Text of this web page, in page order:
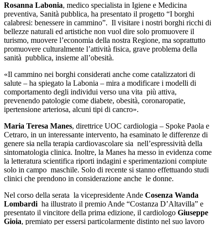
Rosanna Labonia, medico specialista in Igiene e Medicina
preventiva, Sanità pubblica, ha presentato il progetto “I borghi
calabresi: benessere in cammino”. Il visitare i nostri borghi ricchi di
bellezze naturali ed artistiche non vuol dire solo promuovere il
turismo, muovere l’economia della nostra Regione, ma soprattutto
promuovere culturalmente l’attività fisica, grave problema della
sanità pubblica, insieme all’obesità.
«Il cammino nei borghi considerati anche come catalizzatori di
salute – ha spiegato la Labonia – mira a modificare i modelli di
comportamento degli individui verso una vita più attiva,
prevenendo patologie come diabete, obesità, coronaropatie,
ipertensione arteriosa, alcuni tipi di cancro».
Maria Teresa Manes, direttrice UOC cardiologia – Spoke Paola e
Cetraro, in un interessante intervento, ha esaminato le differenze di
genere sia nella terapia cardiovascolare sia nell’espressività della
sintomatologia clinica. Inoltre, la Manes ha messo in evidenza come
la letteratura scientifica riporti indagini e sperimentazioni compiute
solo in campo maschile. Solo di recente si stanno effettuando studi
clinici che prendono in considerazione anche le donne.
Nel corso della serata la vicepresidente Ande Cosenza Wanda
Lombardi ha illustrato il premio Ande “Costanza D’Altavilla” e
presentato il vincitore della prima edizione, il cardiologo Giuseppe
Gioia, premiato per essersi particolarmente distinto nel suo lavoro